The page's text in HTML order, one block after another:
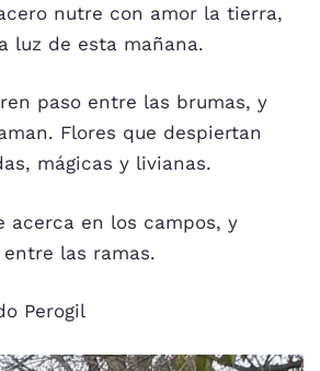
nutre con amor la tierra,
luz de esta mañana.
paso entre las brumas, y
Flores que despiertan
mágicas y livianas.
acerca en los campos, y
las ramas.
Perogil